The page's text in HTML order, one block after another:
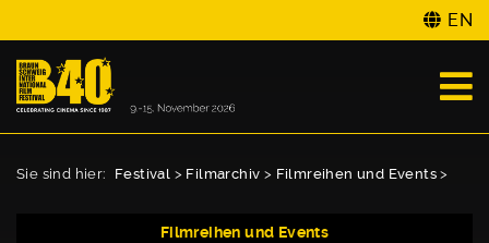
EN
Sie sind hier: Festival > Filmarchiv > Filmreihen und Events >
Filmreihen und Events